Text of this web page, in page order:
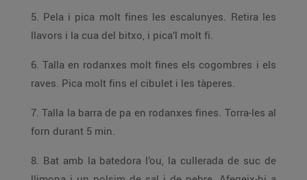
5. Pela i pica molt fines les escalunyes. Retira les
llavors i la cua del bitxo, i pica’l molt fi.
6. Talla en rodanxes molt fines els cogombres i els
raves. Pica molt fins el cibulet i les tàperes.
7. Talla la barra de pa en rodanxes fines. Torra-les al
forn durant 5 min.
8. Bat amb la batedora l’ou, la cullerada de suc de